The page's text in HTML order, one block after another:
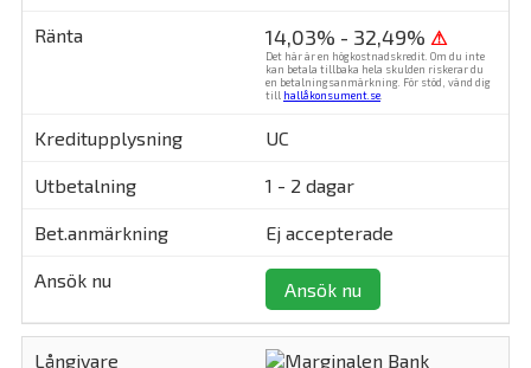
14,03% - 32,49% ⚠
Det här är en högkostnadskredit. Om du inte
kan betala tillbaka hela skulden riskerar du
en betalningsanmärkning. För stöd, vänd dig
till hallåkonsument.se
UC
1 - 2 dagar
Ej accepterade
Ansök nu